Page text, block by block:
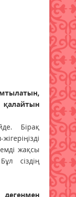
Бірақ
жақсы
сіздің